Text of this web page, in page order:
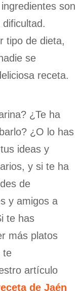
son
tipo de dieta,
se
receta.
¿Te ha
¿O lo has
ideas y
y si te ha
de
y amigos a
te has
más platos
te
artículo
de Jaén